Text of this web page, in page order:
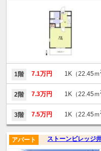
1階 7.1万円 1K（22.45ｍ
2階 7.3万円 1K（22.45ｍ
3階 7.5万円 1K（22.45ｍ
ストーンビレッジ
アパート